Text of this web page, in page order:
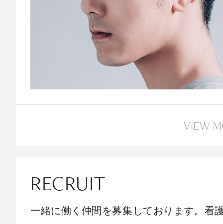
VIEW
RECRUIT
一緒に働く仲間を募集しております。看